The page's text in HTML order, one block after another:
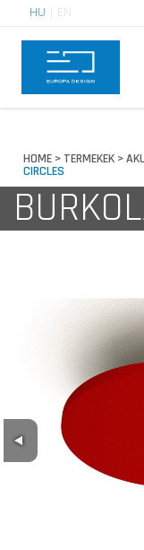
HU EN
HOME > TERMEKEK >
CIRCLES